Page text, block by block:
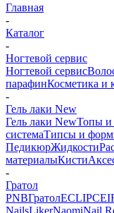
Главная
-
Каталог
-
Ногтевой сервис
Ногтевой сервис
парафинКосметика и
-
Гель лаки New
Гель лаки NewТопы и
системаТипсы и
ПедикюрЖидкости
материалыКисти
-
Гратол
PNBГратолECLIPCE
NailsLikerNaomiNail